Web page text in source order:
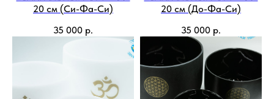
20 см (Си-Фа-Си)
35 000 р.
20 см (До-Фа-Си)
35 000 р.